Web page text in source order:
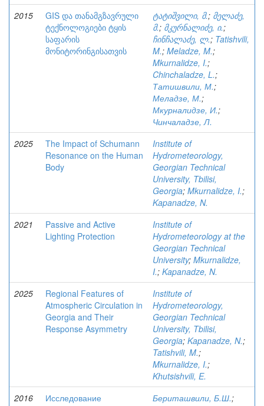
2015
GIS და თანამგზავრული
ტექნოლოგიები ტყის
საფარის
მონიტორინგისათვის
ტატიშვილი, მ.; მელაძე,
მ.; მკურნალიძე, ი.;
ჩინჩალაძე, ლ.; Tatishvili,
M.; Meladze, M.;
Mkurnalidze, I.;
Chinchaladze, L.;
Татишвили, М.;
Меладзе, М.;
Мкурналидзе, И.;
Чинчаладзе, Л.
2025
The Impact of Schumann
Resonance on the Human
Body
Institute of
Hydrometeorology,
Georgian Technical
University, Tbilisi,
Georgia; Mkurnalidze, I.;
Kapanadze, N.
2021
Passive and Active
Lighting Protection
Institute of
Hydrometeorology at the
Georgian Technical
University; Mkurnalidze,
I.; Kapanadze, N.
2025
Regional Features of
Atmospheric Circulation in
Georgia and Their
Response Asymmetry
Institute of
Hydrometeorology,
Georgian Technical
University, Tbilisi,
Georgia; Kapanadze, N.;
Tatishvili, M.;
Mkurnalidze, I.;
Khutsishvili, E.
2016
Исследование
Бериташвили, Б.Ш.;